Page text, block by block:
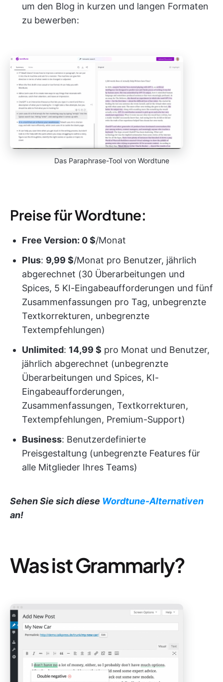
um den Blog in kurzen und langen Formaten
zu bewerben:
Das Paraphrase-Tool von Wordtune
Preise für Wordtune:
Free Version: 0 $/Monat
Plus: 9,99 $/Monat pro Benutzer, jährlich
abgerechnet (30 Überarbeitungen und
Spices, 5 KI-Eingabeaufforderungen und fünf
Zusammenfassungen pro Tag, unbegrenzte
Textkorrekturen, unbegrenzte
Textempfehlungen)
Unlimited: 14,99 $ pro Monat und Benutzer,
jährlich abgerechnet (unbegrenzte
Überarbeitungen und Spices, KI-
Eingabeaufforderungen,
Zusammenfassungen, Textkorrekturen,
Textempfehlungen, Premium-Support)
Business: Benutzerdefinierte
Preisgestaltung (unbegrenzte Features für
alle Mitglieder Ihres Teams)
Sehen Sie sich diese Wordtune-Alternativen
an!
Was ist Grammarly?